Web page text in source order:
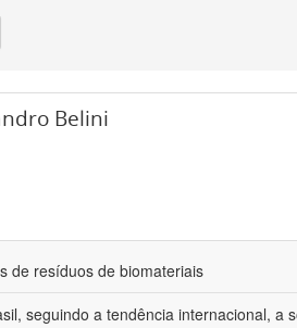
Belini
de resíduos de biomateriais
seguindo a tendência internacional, a